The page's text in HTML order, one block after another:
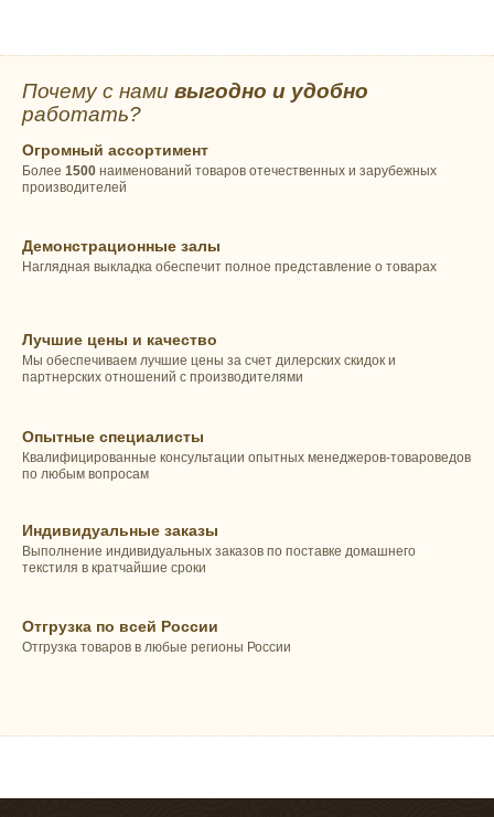
Почему с нами выгодно и удобно
работать?
Огромный ассортимент
Более 1500 наименований товаров отечественных и зарубежных
производителей
Демонстрационные залы
Наглядная выкладка обеспечит полное представление о товарах
Лучшие цены и качество
Мы обеспечиваем лучшие цены за счет дилерских скидок и
партнерских отношений с производителями
Опытные специалисты
Квалифицированные консультации опытных менеджеров-товароведов
по любым вопросам
Индивидуальные заказы
Выполнение индивидуальных заказов по поставке домашнего
текстиля в кратчайшие сроки
Отгрузка по всей России
Отгрузка товаров в любые регионы России